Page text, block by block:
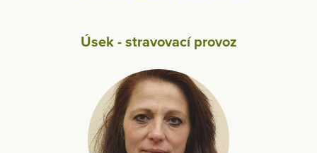
Úsek - stravovací provoz